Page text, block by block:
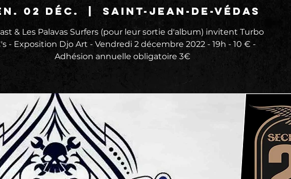
02 déc. Saint-Jean-de-Védas
& Les Palavas Surfers (pour leur sortie d'album) invitent Turbo
- Exposition Djo Art - Vendredi 2 décembre 2022 - 19h - 10 € -
Adhésion annuelle obligatoire 3€